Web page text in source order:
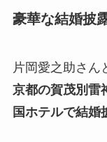
豪華な結婚披
片岡愛之助さん
京都の賀茂別雷
国ホテルで結婚